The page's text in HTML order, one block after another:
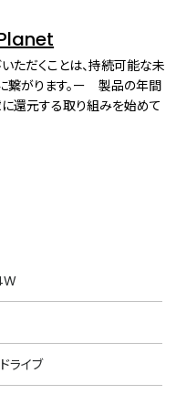
ただくことは、持続可能な未
繋がります。ー 製品の年間
還元する取り組みを始めて
ライブ